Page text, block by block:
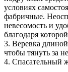
условиях
фабричные.
невесомость и
благодаря
3. Веревка
чтобы тянуть за
4. Спасательный